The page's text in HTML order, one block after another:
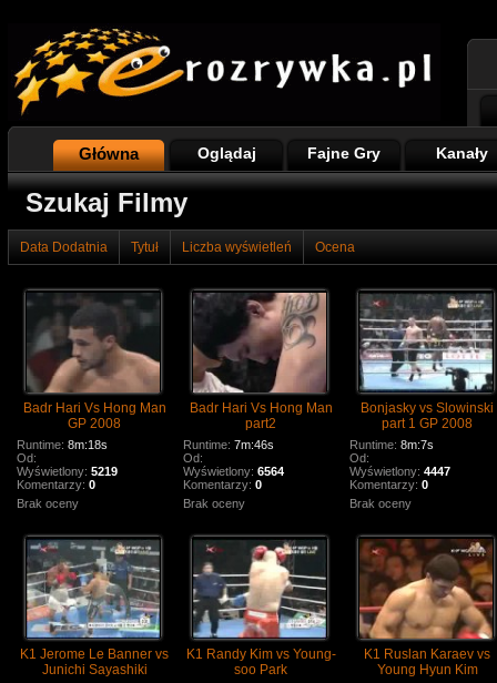
Główna Oglądaj Fajne Gry Kanały
Szukaj Filmy
Data Dodatnia Tytuł Liczba wyświetleń Ocena
Badr Hari Vs Hong Man
GP 2008
Runtime: 8m:18s
Od:
Wyświetlony: 5219
Komentarzy: 0
Brak oceny
Badr Hari Vs Hong Man
part2
Runtime: 7m:46s
Od:
Wyświetlony: 6564
Komentarzy: 0
Brak oceny
Bonjasky vs Slowinski
part 1 GP 2008
Runtime: 8m:7s
Od:
Wyświetlony: 4447
Komentarzy: 0
Brak oceny
K1 Jerome Le Banner vs
Junichi Sayashiki
K1 Randy Kim vs Young-
soo Park
K1 Ruslan Karaev vs
Young Hyun Kim